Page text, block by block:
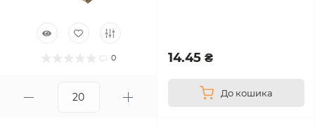
0 14.45 ₴
До кошика